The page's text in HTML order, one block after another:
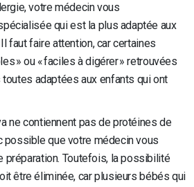
votre médecin vous
qui est la plus adaptée aux
faut faire attention, car certaines
» ou « faciles à digérer » retrouvées
adaptées aux enfants qui ont
ne contiennent pas de protéines de
possible que votre médecin vous
préparation. Toutefois, la possibilité
être éliminée, car plusieurs bébés qui